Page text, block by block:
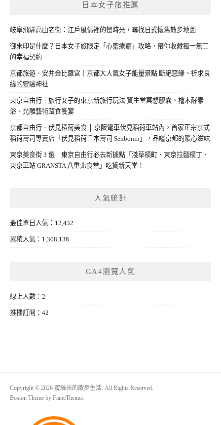
日本女子旅推薦
岐阜飛驒高山老街：江戶風情裡的慢時光，尋找日式懷舊散步地圖
御朱印是什麼？日本女子旅限定「心靈療癒」攻略，帶你收藏獨一無二
的幸福契約
京都旅遊．安井金比羅宮｜京都大人氣女子能量景點 斷絕惡緣、祈求良
緣的靈驗神社
東京自由行｜旅行女子的東京新旅行玩法 資生堂冥想膠囊、檜木酵素
浴、光雕藝術蔬食饗宴
京都自由行．伏見稻荷美食 │ 京阪電車伏見稻荷車站內，首家正宗京式
稻荷壽司專賣店「伏見稻荷千本壽司 Senbonin」，品嚐京都的暖心滋味
東京美食街 3 選｜東京自由行必去新據點「淺草橫町、東京拉麵橫丁、
東京車站 GRANSTA 八重北食堂」吃貨新天堂！
人氣統計
最佳單日人氣：12,432
累積人氣：1,308,138
GA4瀏覽人氣
線上人數：2
推播訂閱：42
Copyright © 2026 蜜絲米的散步生活. All Rights Reserved.
Boston Theme by FameThemes